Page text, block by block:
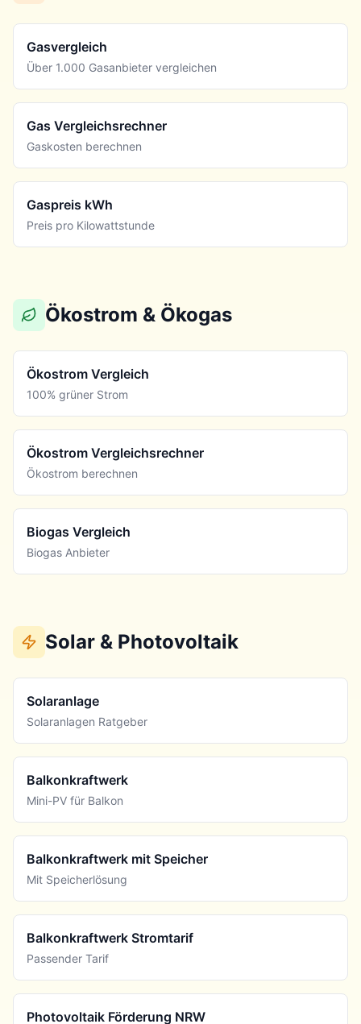
Gasvergleich
Über 1.000 Gasanbieter vergleichen
Gas Vergleichsrechner
Gaskosten berechnen
Gaspreis kWh
Preis pro Kilowattstunde
Ökostrom & Ökogas
Ökostrom Vergleich
100% grüner Strom
Ökostrom Vergleichsrechner
Ökostrom berechnen
Biogas Vergleich
Biogas Anbieter
Solar & Photovoltaik
Solaranlage
Solaranlagen Ratgeber
Balkonkraftwerk
Mini-PV für Balkon
Balkonkraftwerk mit Speicher
Mit Speicherlösung
Balkonkraftwerk Stromtarif
Passender Tarif
Photovoltaik Förderung NRW